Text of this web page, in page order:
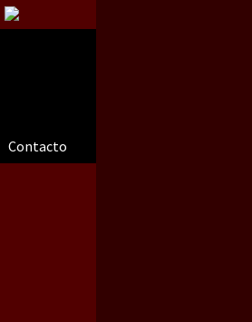
Contacto